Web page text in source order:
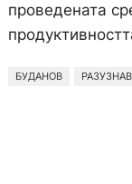
проведената
БУДАНОВ